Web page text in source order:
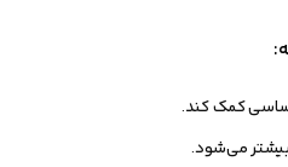
کمک کند.
بیشتر می‌شود.